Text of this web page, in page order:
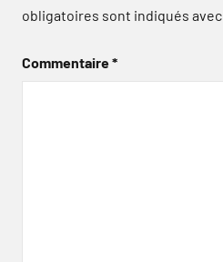
obligatoires sont indiqués avec
Commentaire*